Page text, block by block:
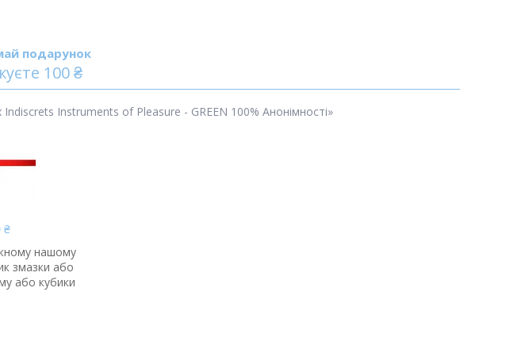
подарунок
100 ₴
Instruments of Pleasure - GREEN 100% Анонімності»
₴
нашому
змазки або
або кубики